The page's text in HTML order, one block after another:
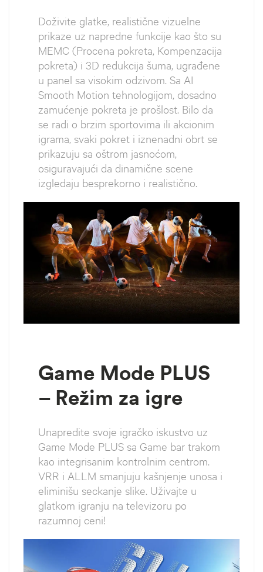
Doživite glatke, realistične vizuelne
prikaze uz napredne funkcije kao što su
MEMC (Procena pokreta, Kompenzacija
pokreta) i 3D redukcija šuma, ugrađene
u panel sa visokim odzivom. Sa AI
Smooth Motion tehnologijom, dosadno
zamućenje pokreta je prošlost. Bilo da
se radi o brzim sportovima ili akcionim
igrama, svaki pokret i iznenadni obrt se
prikazuju sa oštrom jasnoćom,
osiguravajući da dinamične scene
izgledaju besprekorno i realistično.
Game Mode PLUS
– Režim za igre
Unapredite svoje igračko iskustvo uz
Game Mode PLUS sa Game bar trakom
kao integrisanim kontrolnim centrom.
VRR i ALLM smanjuju kašnjenje unosa i
eliminišu seckanje slike. Uživajte u
glatkom igranju na televizoru po
razumnoj ceni!